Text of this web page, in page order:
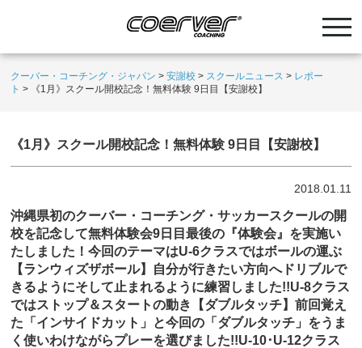
クーバー・コーチング・ジャパン >安謝校 > スクールニュース > レポー
ト > 《1月》スクール開校記念！無料体験 9日目【安謝校】
《1月》スクール開校記念！無料体験 9日目【安謝校】
2018.01.11
沖縄県初のクーバー・コーチング・サッカースクールの開
校を記念して無料体験会9日目最後の『体験会』を実施い
たしました！今回のテーマはU-6クラスではボールの運ぶ
【ランウィズザボール】自分が行きたい方向へドリブルで
きるようにそして止まれるように練習しました!!U-8クラス
ではストップ＆スタートの動き【ダブルタッチ】前回覚え
た「インサイドカット」と今回の「ダブルタッチ」をうま
く使いわけながらプレーを選びました!!U-10･U-12クラス